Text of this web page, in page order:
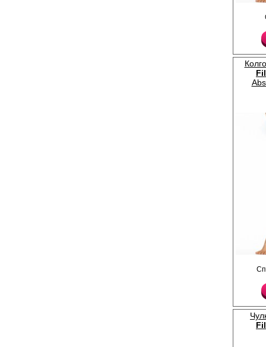
плоские швы,
усиленный
плоские швы,
усиленный